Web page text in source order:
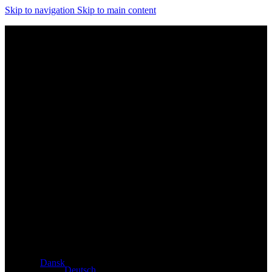
Skip to navigation Skip to main content
Dansk
Deutsch